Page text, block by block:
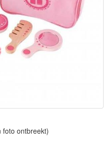
foto ontbreekt)